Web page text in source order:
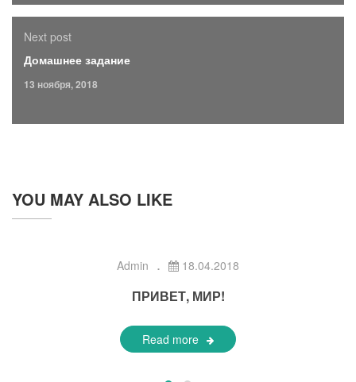
Next post
Домашнее задание
13 ноября, 2018
YOU MAY ALSO LIKE
Admin 18.04.2018
ПРИВЕТ, МИР!
Read more